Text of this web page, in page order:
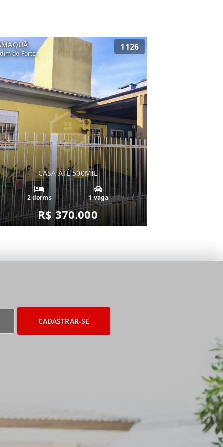
do Forte
1126
CASA ATÉ 500MIL
2 dorms 1 vaga
R$ 370.000
CADASTRAR-SE